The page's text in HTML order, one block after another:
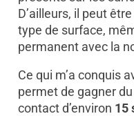
D’ailleurs, il peut
type de surface,
permanent avec la
Ce qui m’a conquis
permet de gagner
contact d’environ 15